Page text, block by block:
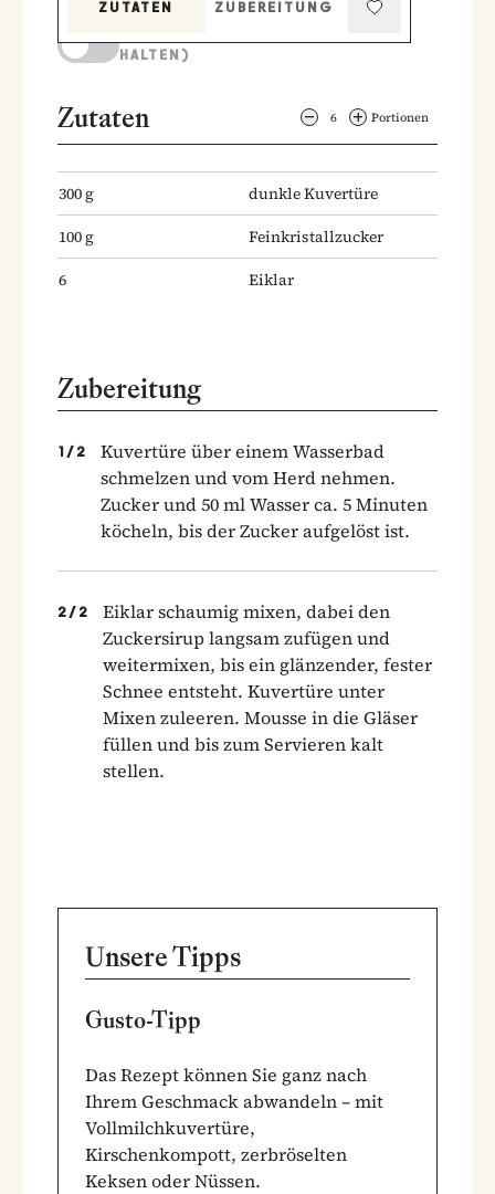
ZUTATEN
ZUBEREITUNG
HALTEN)
Zutaten 6 Portionen
300g
dunkle Kuvertüre
100g
Feinkristallzucker
6
Eiklar
Zubereitung
1 / 2
Kuvertüre über einem Wasserbad
schmelzen und vom Herd nehmen.
Zucker und 50 ml Wasser ca. 5 Minuten
köcheln, bis der Zucker aufgelöst ist.
2 / 2
Eiklar schaumig mixen, dabei den
Zuckersirup langsam zufügen und
weitermixen, bis ein glänzender, fester
Schnee entsteht. Kuvertüre unter
Mixen zuleeren. Mousse in die Gläser
füllen und bis zum Servieren kalt
stellen.
Unsere Tipps
Gusto-Tipp
Das Rezept können Sie ganz nach
Ihrem Geschmack abwandeln – mit
Vollmilchkuvertüre,
Kirschenkompott, zerbröselten
Keksen oder Nüssen.